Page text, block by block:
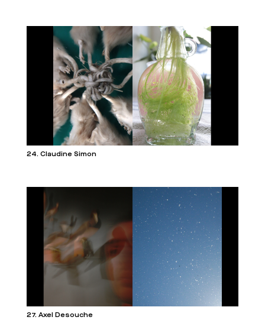
24. Claudine Simon
27. Axel Desouche